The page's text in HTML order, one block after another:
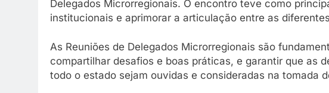
Delegados Microrregionais. O encontro teve como
institucionais e aprimorar a articulação entre as
As Reuniões de Delegados Microrregionais são
compartilhar desafios e boas práticas, e garantir que as
todo o estado sejam ouvidas e consideradas na tomada